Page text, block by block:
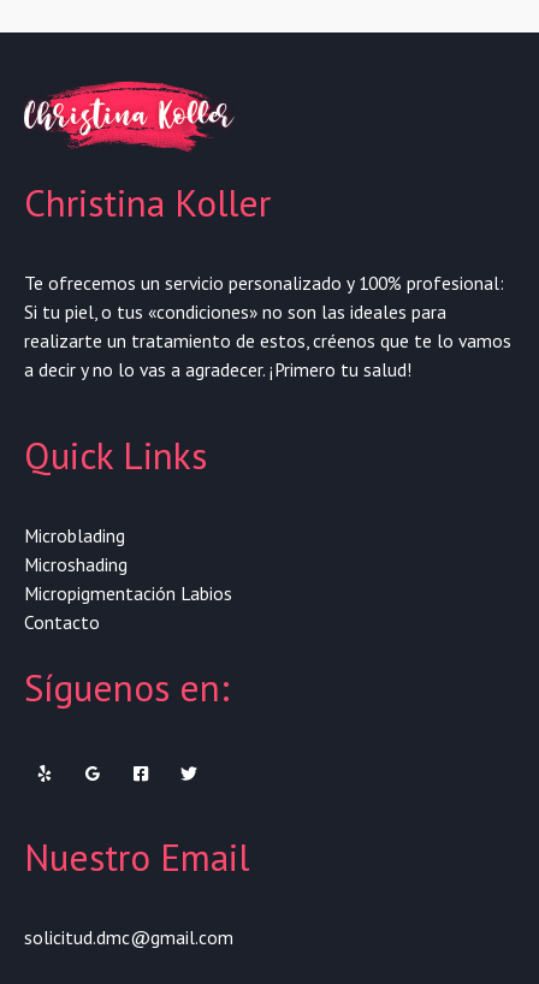
Christina Koller
Te ofrecemos un servicio personalizado y 100% profesional:
Si tu piel, o tus «condiciones» no son las ideales para
realizarte un tratamiento de estos, créenos que te lo vamos
a decir y no lo vas a agradecer. ¡Primero tu salud!
Quick Links
Microblading
Microshading
Micropigmentación Labios
Contacto
Síguenos en:
Nuestro Email
solicitud.dmc@gmail.com